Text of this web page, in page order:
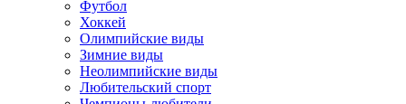
Футбол
Хоккей
Олимпийские виды
Зимние виды
Неолимпийские виды
Любительский спорт